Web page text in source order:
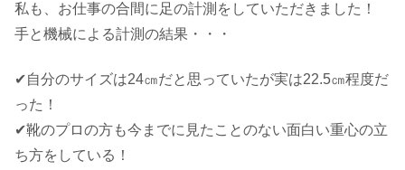
私も、お仕事の合間に足の計測をしていただきました！
手と機械による計測の結果・・・
✔自分のサイズは24㎝だと思っていたが実は22.5㎝程度だ
った！
✔靴のプロの方も今までに見たことのない面白い重心の立
ち方をしている！